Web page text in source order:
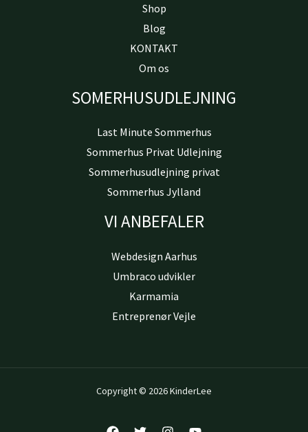
Shop
Blog
KONTAKT
Om os
SOMERHUSUDLEJNING
Last Minute Sommerhus
Sommerhus Privat Udlejning
Sommerhusudlejning privat
Sommerhus Jylland
VI ANBEFALER
Webdesign Aarhus
Umbraco udvikler
Karmamia
Entreprenør Vejle
Copyright © 2026 KinderLee